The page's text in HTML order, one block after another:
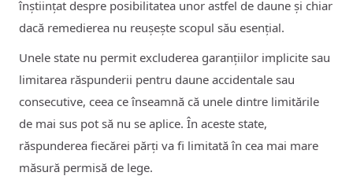
înștiințat despre posibilitatea unor astfel de daune și chiar
dacă remedierea nu reușește scopul său esențial.
Unele state nu permit excluderea garanțiilor implicite sau
limitarea răspunderii pentru daune accidentale sau
consecutive, ceea ce înseamnă că unele dintre limitările
de mai sus pot să nu se aplice. În aceste state,
răspunderea fiecărei părți va fi limitată în cea mai mare
măsură permisă de lege.